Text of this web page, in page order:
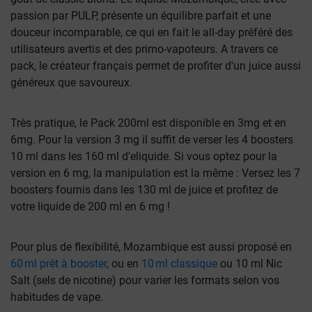
passion par PULP, présente un équilibre parfait et une
douceur incomparable, ce qui en fait le all-day préféré des
utilisateurs avertis et des primo-vapoteurs. A travers ce
pack, le créateur français permet de profiter d'un juice aussi
généreux que savoureux.
Très pratique, le Pack 200ml est disponible en 3mg et en
6mg. Pour la version 3 mg il suffit de verser les 4 boosters
10 ml dans les 160 ml d'eliquide. Si vous optez pour la
version en 6 mg, la manipulation est la même : Versez les 7
boosters fournis dans les 130 ml de juice et profitez de
votre liquide de 200 ml en 6 mg !
Pour plus de flexibilité, Mozambique est aussi proposé en
60 ml prêt à booster, ou en 10 ml classique ou 10 ml Nic
Salt (sels de nicotine) pour varier les formats selon vos
habitudes de vape.